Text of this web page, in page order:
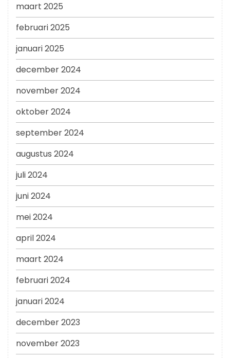
maart 2025
februari 2025
januari 2025
december 2024
november 2024
oktober 2024
september 2024
augustus 2024
juli 2024
juni 2024
mei 2024
april 2024
maart 2024
februari 2024
januari 2024
december 2023
november 2023